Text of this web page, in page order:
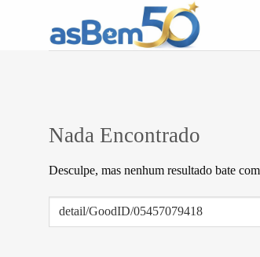
Nada Encontrado
Desculpe, mas nenhum resultado bate